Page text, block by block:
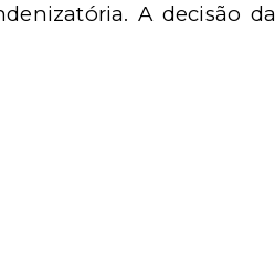
A decisão da